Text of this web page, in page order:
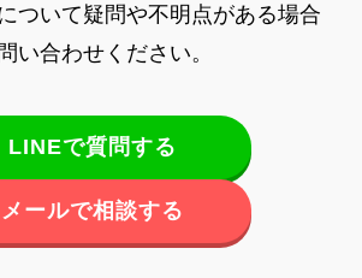
ついて疑問や不明点がある場合
い合わせください。
LINEで質問する
メールで相談する